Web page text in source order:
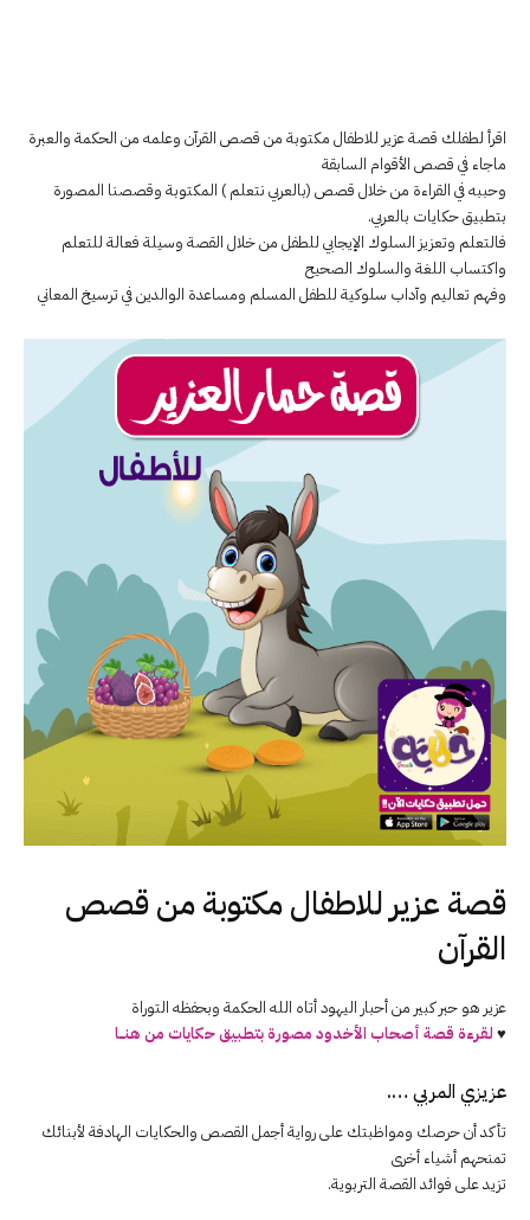
اقرأ لطفلك قصة عزير للاطفال مكتوبة من قصص القرآن وعلمه من الحكمة والعبرة
ماجاء في قصص الأقوام السابقة
وحببه في القراءة من خلال قصص (بالعربي نتعلم ) المكتوبة وقصصنا المصورة
بتطبيق حكايات بالعربي.
فالتعلم وتعزيز السلوك الإيجابي للطفل من خلال القصة وسيلة فعالة للتعلم
واكتساب اللغة والسلوك الصحيح
وفهم تعاليم وآداب سلوكية للطفل المسلم ومساعدة الوالدين في ترسيخ المعاني
قصة عزير للاطفال مكتوبة من قصص
القرآن
عزير هو حبر كبير من أحبار اليهود أتاه الله الحكمة وبحفظه التوراة
♥ لقرءة قصة أصحاب الأخدود مصورة بتطبيق حكايات من هنــــا
عزيزي المربي ….
تأكد أن حرصك ومواظبتك على رواية أجمل القصص والحكايات الهادفة لأبنائك
تمنحهم أشياء أخرى
تزيد على فوائد القصة التربوية.